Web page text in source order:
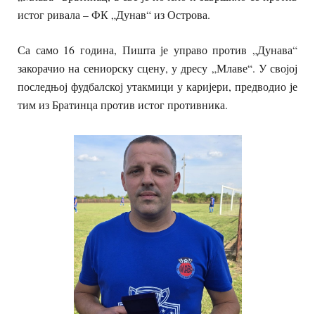
истог ривала – ФК „Дунав“ из Острова.
Са само 16 година, Пишта је управо против „Дунава“
закорачио на сениорску сцену, у дресу „Млаве“. У својој
последњој фудбалској утакмици у каријери, предводио је
тим из Братинца против истог противника.